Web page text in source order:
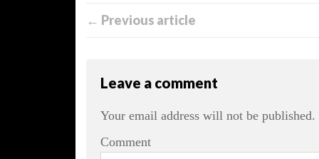
← Previous article
Leave a comment
Your email address will not be published.
Comment